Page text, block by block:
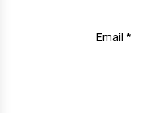
Email *